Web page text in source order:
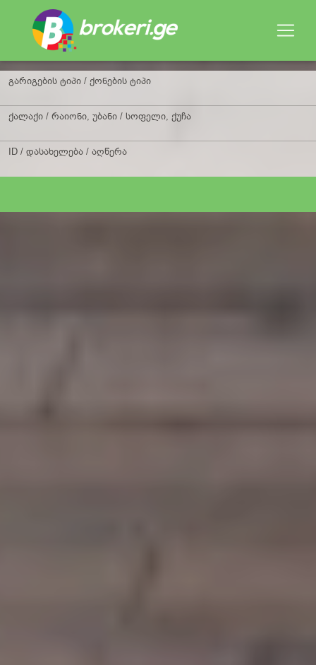
გარიგების ტიპი / ქონების ტიპი
ქალაქი / რაიონი, უბანი / სოფელი, ქუჩა
ID / დასახელება / აღწერა